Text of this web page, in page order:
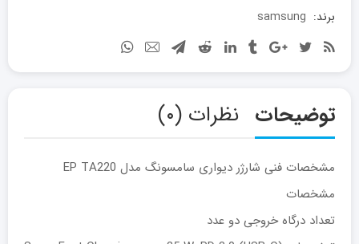
برند: samsung
توضیحات نظرات (۰)
مشخصات فنی شارژر دیواری سامسونگ مدل EP TA220
مشخصات
تعداد درگاه خروجی دو عدد